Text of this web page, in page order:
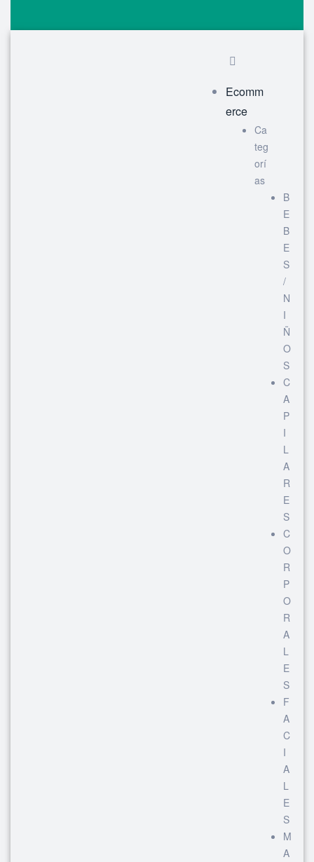
Ecomm
erce
Ca
teg
orí
as
B
E
B
E
S
/
N
I
Ñ
O
S
C
A
P
I
L
A
R
E
S
C
O
R
P
O
R
A
L
E
S
F
A
C
I
A
L
E
S
M
A